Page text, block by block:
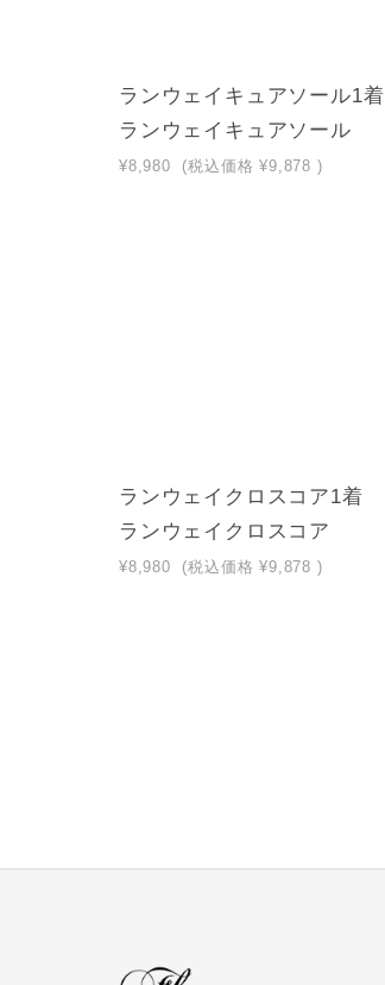
ランウェイキュアソール1着
ランウェイキュアソール
¥8,980 (税込価格 ¥9,878 )
ランウェイクロスコア1着
ランウェイクロスコア
¥8,980 (税込価格 ¥9,878 )